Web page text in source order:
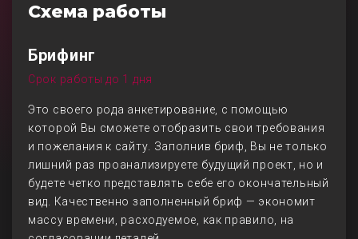
Схема работы
Брифинг
Срок работы до 1 дня
Это своего рода анкетирование, с помощью
которой Вы сможете отобразить свои требования
и пожелания к сайту. Заполнив бриф, Вы не только
лишний раз проанализируете будущий проект, но и
будете четко представлять себе его окончательный
вид. Качественно заполненный бриф — экономит
массу времени, расходуемое, как правило, на